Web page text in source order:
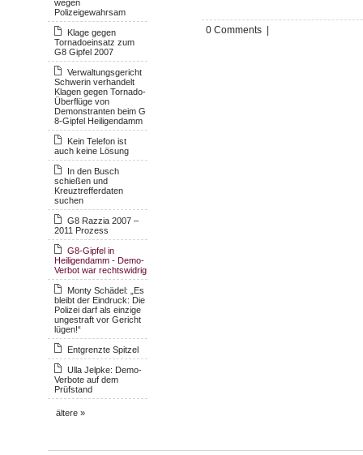
wegen
Polizeigewahrsam
Klage gegen
Tornadoeinsatz zum
G8 Gipfel 2007
Verwaltungsgericht
Schwerin verhandelt
Klagen gegen Tornado-
Überflüge von
Demonstranten beim G
8-Gipfel Heiligendamm
Kein Telefon ist
auch keine Lösung
In den Busch
schießen und
Kreuztrefferdaten
suchen
G8 Razzia 2007 –
2011 Prozess
G8-Gipfel in
Heiligendamm - Demo-
Verbot war rechtswidrig
Monty Schädel: „Es
bleibt der Eindruck: Die
Polizei darf als einzige
ungestraft vor Gericht
lügen!“
Entgrenzte Spitzel
Ulla Jelpke: Demo-
Verbote auf dem
Prüfstand
ältere »
0 Comments |